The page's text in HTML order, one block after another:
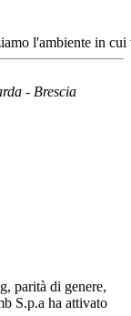
l'ambiente in cui
- Brescia
parità di genere,
S.p.a ha attivato